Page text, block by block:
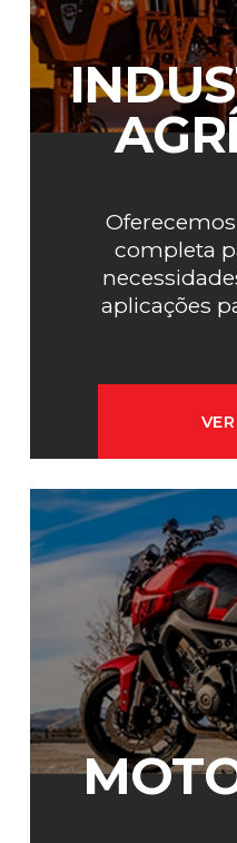
completa
aplicações